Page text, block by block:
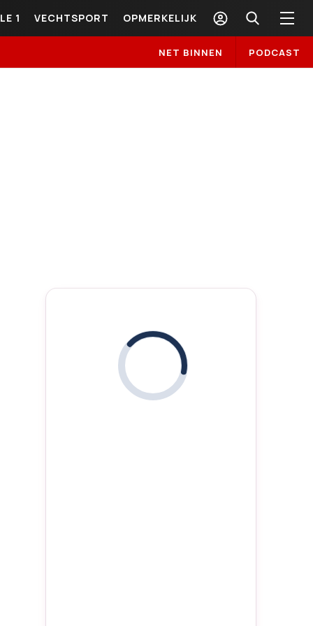
1 VECHTSPORT OPMERKELIJK
NET BINNEN PODCAST